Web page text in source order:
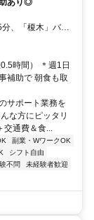
あり◎
、「榎木」バス
時間） ＊週1日
補助で 朝食も取
サポート業務を
な方にピッタリ
交通費＆食...
副業・WワークOK
シフト自由
不問
未経験者歓迎